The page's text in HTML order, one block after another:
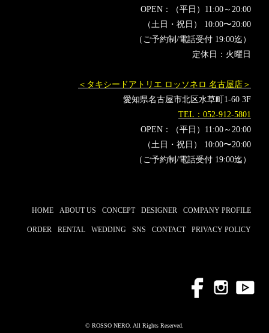
OPEN：（平日）11:00～20:00
（土日・祝日） 10:00〜20:00
（ご予約制/電話受付 19:00迄）
定休日：火曜日
＜タキシードアトリエ ロッソネロ 名古屋店＞
愛知県名古屋市北区水草町1-60 3F
TEL：052-912-5801
OPEN：（平日）11:00～20:00
（土日・祝日） 10:00〜20:00
（ご予約制/電話受付 19:00迄）
HOME ABOUT US CONCEPT DESIGNER COMPANY PROFILE
ORDER RENTAL WEDDING SNS CONTACT PRIVACY POLICY
© ROSSO NERO. All Rights Reserved.